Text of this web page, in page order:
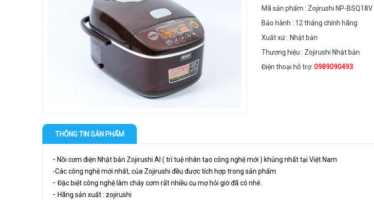
Mã sản phẩm : Zojirushi NP-BSQ18V
Bảo hành : 12 tháng chính hãng
Xuất xứ : Nhật bản
Thương hiệu : Zojirushi Nhật bản
Điện thoại hỗ trợ: 0989090493
THÔNG TIN SẢN PHẨM
- Nồi cơm điện Nhật bản Zojirushi AI ( trí tuệ nhân tạo công nghệ mới ) khủng nhất tại Việt Nam
-Các công nghệ mới nhất, của Zojirushi đều được tích hợp trong sản phẩm
- Đặc biệt công nghệ làm cháy cơm rất nhiều cụ mợ hỏi giờ đã có nhé.
- Hãng sản xuất : zojirushi